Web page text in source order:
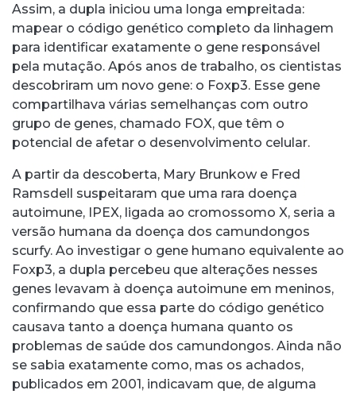
Assim, a dupla iniciou uma longa empreitada:
mapear o código genético completo da linhagem
para identificar exatamente o gene responsável
pela mutação. Após anos de trabalho, os cientistas
descobriram um novo gene: o Foxp3. Esse gene
compartilhava várias semelhanças com outro
grupo de genes, chamado FOX, que têm o
potencial de afetar o desenvolvimento celular.
A partir da descoberta, Mary Brunkow e Fred
Ramsdell suspeitaram que uma rara doença
autoimune, IPEX, ligada ao cromossomo X, seria a
versão humana da doença dos camundongos
scurfy. Ao investigar o gene humano equivalente ao
Foxp3, a dupla percebeu que alterações nesses
genes levavam à doença autoimune em meninos,
confirmando que essa parte do código genético
causava tanto a doença humana quanto os
problemas de saúde dos camundongos. Ainda não
se sabia exatamente como, mas os achados,
publicados em 2001, indicavam que, de alguma